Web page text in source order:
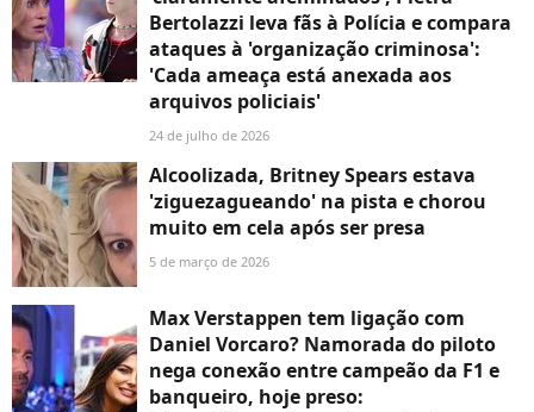
Bertolazzi leva fãs à Polícia e compara
ataques à 'organização criminosa':
'Cada ameaça está anexada aos
arquivos policiais'
24 de julho de 2026
Alcoolizada, Britney Spears estava
'ziguezagueando' na pista e chorou
muito em cela após ser presa
5 de março de 2026
Max Verstappen tem ligação com
Daniel Vorcaro? Namorada do piloto
nega conexão entre campeão da F1 e
banqueiro, hoje preso: